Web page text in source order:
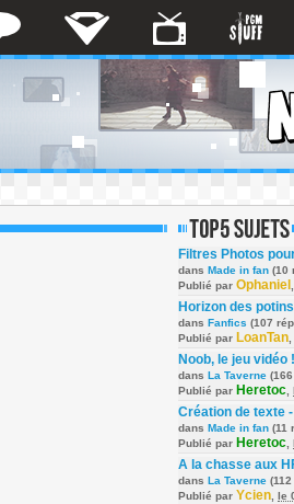
Filtres Photos
dans Made in fan (10
Publié par Ophaniel
Horizon des potins
dans Fanfics (107
Publié par LoanTan
Noob, le jeu vidéo !
dans La Taverne
Publié par Heretoc
Création de texte
dans Made in fan (11
Publié par Heretoc
A la chasse aux
dans La Taverne
Publié par Ycien le